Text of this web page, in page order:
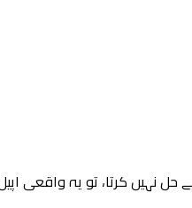
نہیں کرتا، تو یہ واقعی